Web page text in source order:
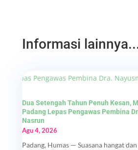
Informasi
Dua Setengah Tahun Penuh Kesan,
Padang Lepas Pengawas Pembina
Nasrun
Agu 4, 2026
Padang, Humas — Suasana hangat